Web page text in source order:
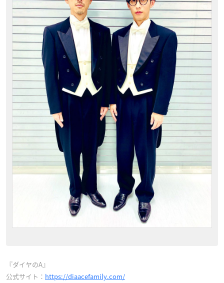
『ダイヤのA』
公式サイト： https://diaacefamily.com/